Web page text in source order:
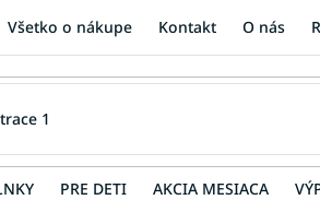
Všetko o nákupe Kontakt O nás
PRE DETI AKCIA MESIACA